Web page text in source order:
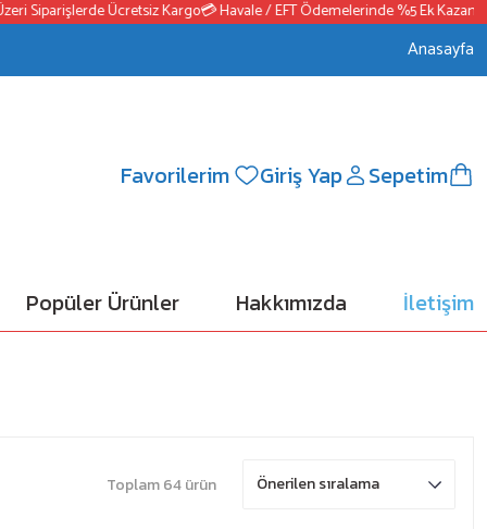
Ücretsiz Kargo💳 Havale / EFT Ödemelerinde %5 Ek Kazanç
Anasayfa
Favorilerim Giriş Yap Sepetim
Popüler Ürünler Hakkımızda İletişim
Toplam 64 ürün